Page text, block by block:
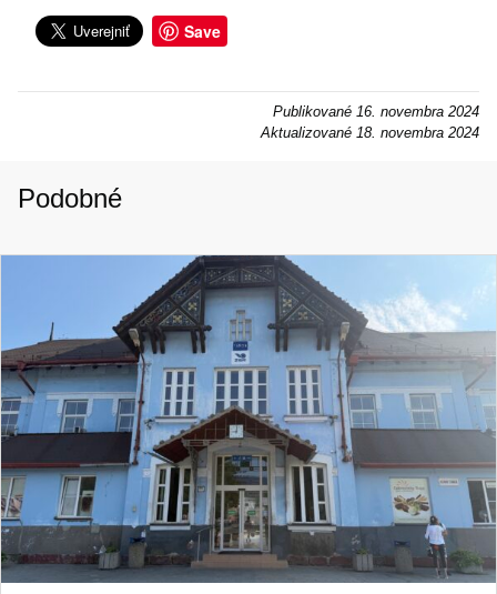
Save
Publikované 16. novembra 2024
Aktualizované 18. novembra 2024
Podobné